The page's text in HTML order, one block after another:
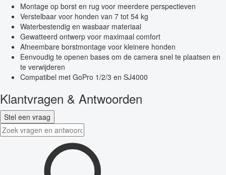
Montage op borst en rug voor meerdere perspectieven
Verstelbaar voor honden van 7 tot 54 kg
Waterbestendig en wasbaar materiaal
Gewatteerd ontwerp voor maximaal comfort
Afneembare borstmontage voor kleinere honden
Eenvoudig te openen bases om de camera snel te plaatsen en
te verwijderen
Compatibel met GoPro 1/2/3 en SJ4000
Klantvragen & Antwoorden
Stel een vraag